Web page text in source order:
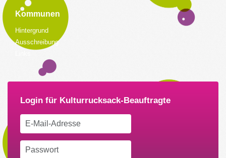
Kommunen
Hintergrund
Ausschreibung